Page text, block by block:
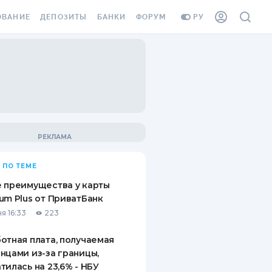
РУ
ВИНЬЕТКА
СОТРУДНИКОВ
ОТ
СЛУЧАЕВ
ДЕПОЗИТЫ
ВОПРОСЫ И ОТВЕТЫ
ПУТЕВОДИТЕЛИ ПО
БАНКИ ФОРУМ
ПО ТЕМЕ
преимущества у карты
Plus от ПриватБанк
16:33 223
плата, получаемая
из-за границы,
на 23,6% - НБУ